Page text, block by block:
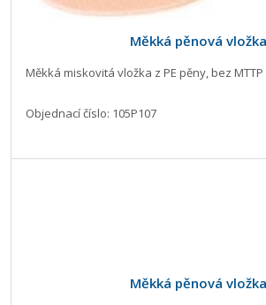
Měkká pěnová vložka
Měkká miskovitá vložka z PE pěny, bez MTTP
Objednací číslo: 105P107
Měkká pěnová vložka